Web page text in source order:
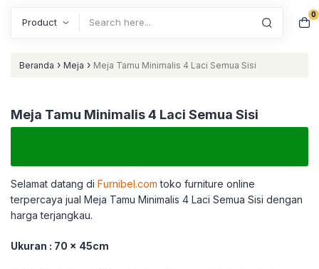
0
Beranda › Meja › Meja Tamu Minimalis 4 Laci Semua Sisi
Meja Tamu Minimalis 4 Laci Semua Sisi
Selamat datang di Furnibel.com toko furniture online
terpercaya jual Meja Tamu Minimalis 4 Laci Semua Sisi dengan
harga terjangkau.
Ukuran : 70 x 45cm